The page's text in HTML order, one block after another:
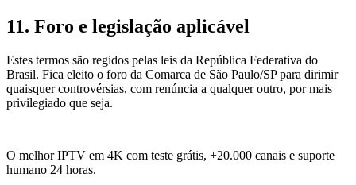
11. Foro e legislação aplicável
Estes termos são regidos pelas leis da República Federativa do
Brasil. Fica eleito o foro da Comarca de São Paulo/SP para dirimir
quaisquer controvérsias, com renúncia a qualquer outro, por mais
privilegiado que seja.
O melhor IPTV em 4K com teste grátis, +20.000 canais e suporte
humano 24 horas.